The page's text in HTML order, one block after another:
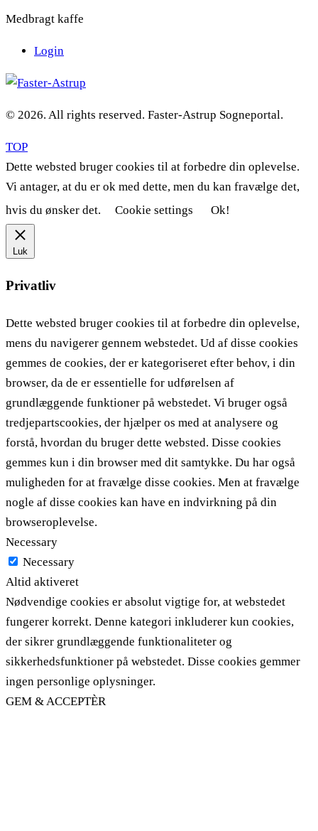
Medbragt kaffe
Login
© 2026. All rights reserved. Faster-Astrup Sogneportal.
TOP
Dette websted bruger cookies til at forbedre din oplevelse.
Vi antager, at du er ok med dette, men du kan fravælge det,
hvis du ønsker det.
Cookie settings Ok!
Luk
Privatliv
Dette websted bruger cookies til at forbedre din oplevelse,
mens du navigerer gennem webstedet. Ud af disse cookies
gemmes de cookies, der er kategoriseret efter behov, i din
browser, da de er essentielle for udførelsen af ​​
grundlæggende funktioner på webstedet. Vi bruger også
tredjepartscookies, der hjælper os med at analysere og
forstå, hvordan du bruger dette websted. Disse cookies
gemmes kun i din browser med dit samtykke. Du har også
muligheden for at fravælge disse cookies. Men at fravælge
nogle af disse cookies kan have en indvirkning på din
browseroplevelse.
Necessary
Necessary
Altid aktiveret
Nødvendige cookies er absolut vigtige for, at webstedet
fungerer korrekt. Denne kategori inkluderer kun cookies,
der sikrer grundlæggende funktionaliteter og
sikkerhedsfunktioner på webstedet. Disse cookies gemmer
ingen personlige oplysninger.
GEM & ACCEPTÈR